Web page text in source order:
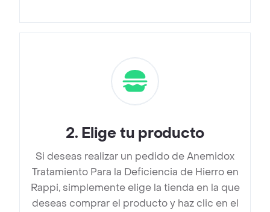
2. Elige tu producto
Si deseas realizar un pedido de Anemidox
Tratamiento Para la Deficiencia de Hierro en
Rappi, simplemente elige la tienda en la que
deseas comprar el producto y haz clic en el